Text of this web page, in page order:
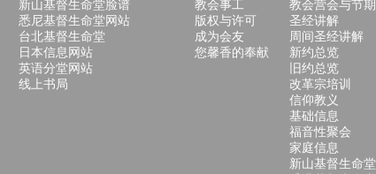
新山基督生命堂脸谱
教会事工 教会营会与节期
悉尼基督生命堂网站
版权与许可 圣经讲解
台北基督生命堂
成为会友 周间圣经讲解
日本信息网站
您馨香的奉献 新约总览
英语分堂网站
旧约总览
线上书局
改革宗培训
信仰教义
基础信息
福音性聚会
家庭信息
新山基督生命堂